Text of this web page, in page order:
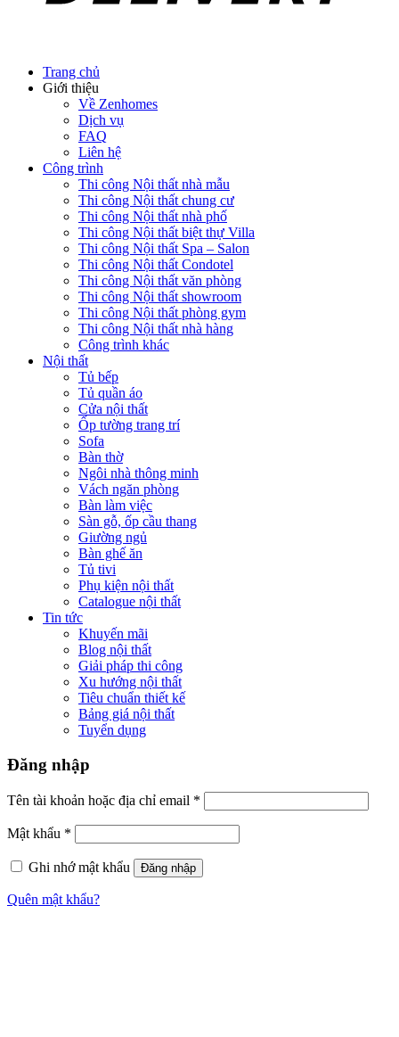
Trang chủ
Giới thiệu
Về Zenhomes
Dịch vụ
FAQ
Liên hệ
Công trình
Thi công Nội thất nhà mẫu
Thi công Nội thất chung cư
Thi công Nội thất nhà phố
Thi công Nội thất biệt thự Villa
Thi công Nội thất Spa – Salon
Thi công Nội thất Condotel
Thi công Nội thất văn phòng
Thi công Nội thất showroom
Thi công Nội thất phòng gym
Thi công Nội thất nhà hàng
Công trình khác
Nội thất
Tủ bếp
Tủ quần áo
Cửa nội thất
Ốp tường trang trí
Sofa
Bàn thờ
Ngôi nhà thông minh
Vách ngăn phòng
Bàn làm việc
Sàn gỗ, ốp cầu thang
Giường ngủ
Bàn ghế ăn
Tủ tivi
Phụ kiện nội thất
Catalogue nội thất
Tin tức
Khuyến mãi
Blog nội thất
Giải pháp thi công
Xu hướng nội thất
Tiêu chuẩn thiết kế
Bảng giá nội thất
Tuyển dụng
Đăng nhập
Tên tài khoản hoặc địa chỉ email *
Mật khẩu *
Ghi nhớ mật khẩu Đăng nhập
Quên mật khẩu?